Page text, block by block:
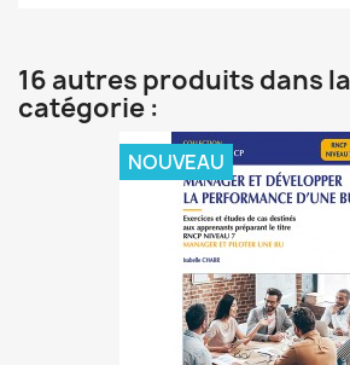
16 autres produits dans
catégorie :
NOUVEAU